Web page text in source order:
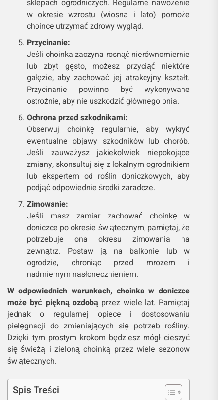
sklepach ogrodniczych. Regularne nawożenie
w okresie wzrostu (wiosna i lato) pomoże
choince utrzymać zdrowy wygląd.
Przycinanie:
Jeśli choinka zaczyna rosnąć nierównomiernie
lub zbyt gęsto, możesz przyciąć niektóre
gałęzie, aby zachować jej atrakcyjny kształt.
Przycinanie powinno być wykonywane
ostrożnie, aby nie uszkodzić głównego pnia.
Ochrona przed szkodnikami:
Obserwuj choinkę regularnie, aby wykryć
ewentualne objawy szkodników lub chorób.
Jeśli zauważysz jakiekolwiek niepokojące
zmiany, skonsultuj się z lokalnym ogrodnikiem
lub ekspertem od roślin doniczkowych, aby
podjąć odpowiednie środki zaradcze.
Zimowanie:
Jeśli masz zamiar zachować choinkę w
doniczce po okresie świątecznym, pamiętaj, że
potrzebuje ona okresu zimowania na
zewnątrz. Postaw ją na balkonie lub w
ogrodzie, chroniąc przed mrozem i
nadmiernym nasłonecznieniem.
W odpowiednich warunkach, choinka w doniczce
może być piękną ozdobąprzez wiele lat. Pamiętaj
jednak o regularnej opiece i dostosowaniu
pielęgnacji do zmieniających się potrzeb rośliny.
Dzięki tym prostym krokom będziesz mógł cieszyć
się świeżą i zieloną choinką przez wiele sezonów
świątecznych.
Spis Treści